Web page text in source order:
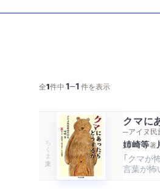
全1件中1─1件を表示
ちくま文庫
クマに
─アイヌ
姉崎等著
「クマが
言葉が怖